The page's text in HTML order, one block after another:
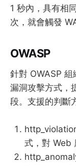
1 秒內，具有相
次，就會觸發
OWASP
針對 OWASP
漏洞攻擊方式，
段。支援的判斷
式，對 Web